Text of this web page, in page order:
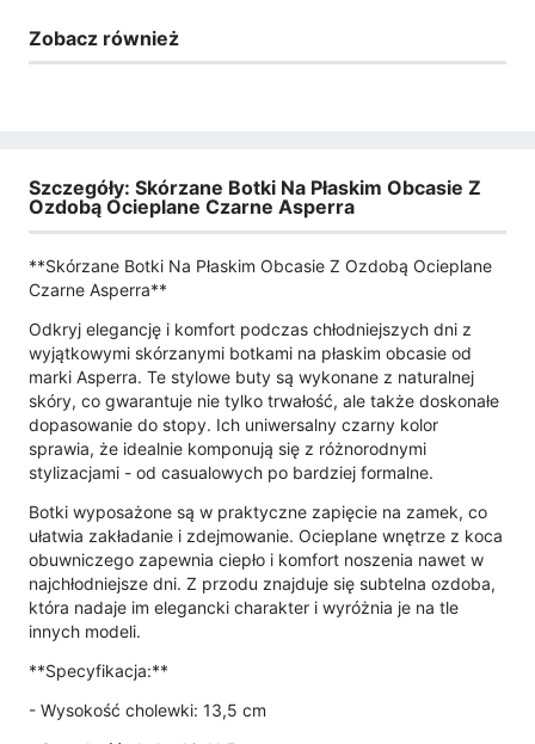
Zobacz również
Szczegóły: Skórzane Botki Na Płaskim Obcasie Z
Ozdobą Ocieplane Czarne Asperra
**Skórzane Botki Na Płaskim Obcasie Z Ozdobą Ocieplane
Czarne Asperra**
Odkryj elegancję i komfort podczas chłodniejszych dni z
wyjątkowymi skórzanymi botkami na płaskim obcasie od
marki Asperra. Te stylowe buty są wykonane z naturalnej
skóry, co gwarantuje nie tylko trwałość, ale także doskonałe
dopasowanie do stopy. Ich uniwersalny czarny kolor
sprawia, że idealnie komponują się z różnorodnymi
stylizacjami - od casualowych po bardziej formalne.
Botki wyposażone są w praktyczne zapięcie na zamek, co
ułatwia zakładanie i zdejmowanie. Ocieplane wnętrze z koca
obuwniczego zapewnia ciepło i komfort noszenia nawet w
najchłodniejsze dni. Z przodu znajduje się subtelna ozdoba,
która nadaje im elegancki charakter i wyróżnia je na tle
innych modeli.
**Specyfikacja:**
- Wysokość cholewki: 13,5 cm